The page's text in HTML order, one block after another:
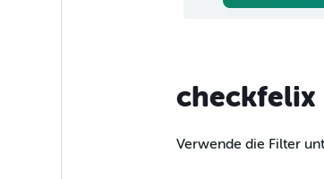
checkfelix
Verwende die Filter